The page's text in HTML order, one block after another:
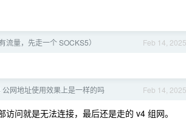
Feb 14, 2025
量，先走一个 SOCKS5）
Feb 14, 2025
网地址使用效果上是一样的吗
问就是无法连接，最后还是走的 v4 组网。